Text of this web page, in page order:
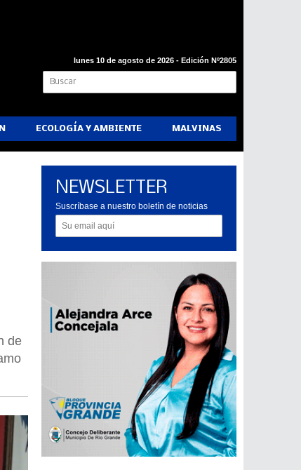
lunes 10 de agosto de 2026 - Edición Nº2805
ECOLOGÍA Y AMBIENTE MALVINAS
de
NEWSLETTER
Suscríbase a nuestro boletín de noticias